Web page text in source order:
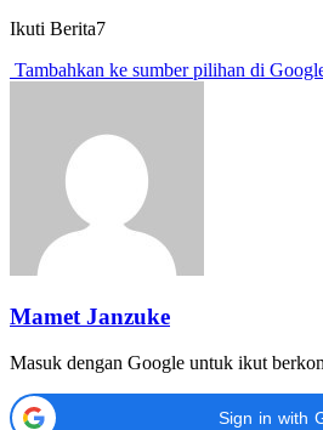
Ikuti Berita7
Tambahkan ke sumber pilihan di
Mamet Janzuke
Masuk dengan Google untuk ikut
Sign in with